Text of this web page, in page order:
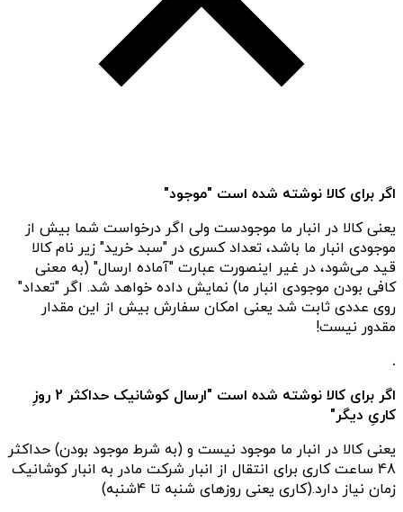
اگر برای کالا نوشته شده است "موجود"
یعنی کالا در انبار ما موجودست ولی اگر درخواست شما بیش از
موجودی انبار ما باشد، تعداد کسری در "سبد خرید" زیر نام کالا
قید می‌شود، در غیر اینصورت عبارت "آماده ارسال" (به معنی
کافی بودن موجودی انبار ما) نمایش داده خواهد شد. اگر "تعداد"
روی عددی ثابت شد یعنی امکان سفارش بیش از این مقدار
مقدور نیست!
.
اگر برای کالا نوشته شده است "ارسال کوشانیک حداکثر 2 روزِ
کاریِ دیگر"
یعنی کالا در انبار ما موجود نیست و (به شرط موجود بودن) حداکثر
48 ساعت کاری برای انتقال از انبار شرکت مادر به انبار کوشانیک
زمان نیاز دارد.(کاری یعنی روزهای شنبه تا 4شنبه)